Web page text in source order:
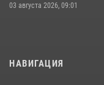
03 августа 2026, 09:01
НАВИГАЦИЯ